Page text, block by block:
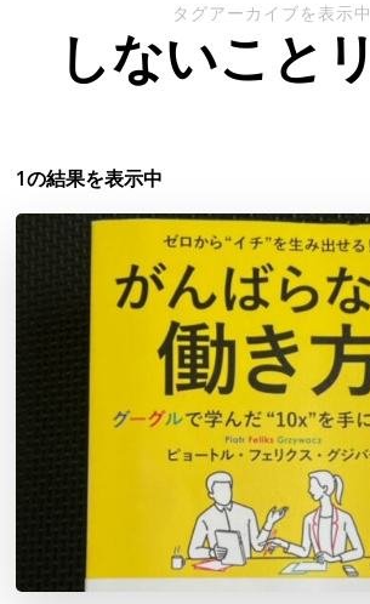
タグアーカイブを表示中
しないこと
1の結果を表示中